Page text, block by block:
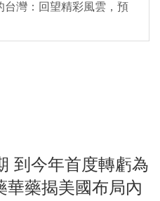
灣：回望精彩風雲，預
到今年首度轉虧為
藥揭美國布局內